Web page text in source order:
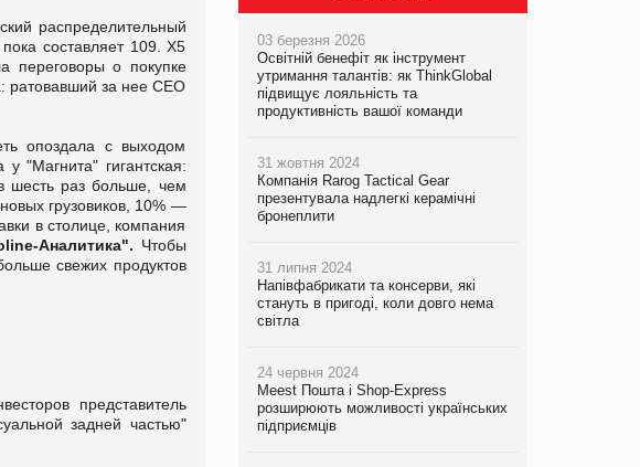
распределительный
составляет 109. Х5
переговоры о покупке
ратовавший за нее СЕО
опоздала с выходом
"Магнита" гигантская:
шесть раз больше, чем
грузовиков, 10% —
в столице, компания
Аналитика". Чтобы
свежих продуктов
представитель
задней частью"
03 березня 2026
Освітній бенефіт як інструмент
утримання талантів: як ThinkGlobal
підвищує лояльність та
продуктивність вашої команди
31 жовтня 2024
Компанія Rarog Tactical Gear
презентувала надлегкі керамічні
бронеплити
31 липня 2024
Напівфабрикати та консерви, які
стануть в пригоді, коли довго нема
світла
24 червня 2024
Meest Пошта і Shop-Express
розширюють можливості українських
підприємців